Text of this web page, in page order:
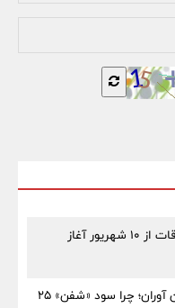
خبر مهم برای بازنشستگان؛ واریز معوقات از ۱۰ شهریور آغاز
افت ۳۶ درصدی فروش پتروشیمی فن آوران؛ چرا سود «شفن» ۲۵